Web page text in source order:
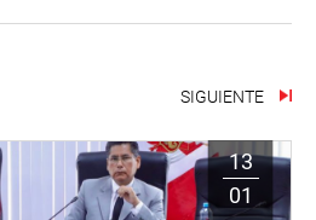
SIGUIENTE
13
01